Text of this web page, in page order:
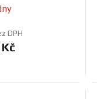
DPH